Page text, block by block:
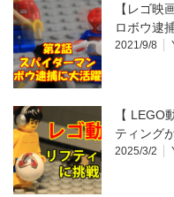
【レゴ
ロボウ逮
2021/9/8
【 LEGO
ティング
2025/3/2